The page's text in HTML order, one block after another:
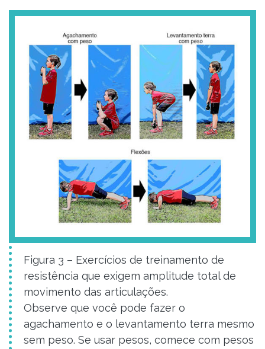
Figura 3 – Exercícios de treinamento de
resistência que exigem amplitude total de
movimento das articulações.
Observe que você pode fazer o
agachamento e o levantamento terra mesmo
sem peso. Se usar pesos, comece com pesos